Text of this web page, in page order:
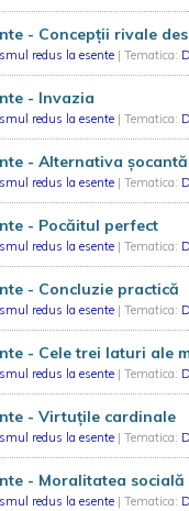
- Concepţii rivale
redus la esente | Tematica:
- Invazia
redus la esente | Tematica:
- Alternativa şocantă
redus la esente | Tematica:
- Pocăitul perfect
redus la esente | Tematica:
- Concluzie practică
redus la esente | Tematica:
- Cele trei laturi ale
redus la esente | Tematica:
- Virtuțile cardinale
redus la esente | Tematica:
- Moralitatea socială
redus la esente | Tematica: